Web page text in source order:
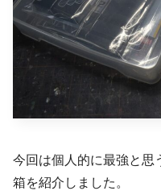
今回は個人的に最強と思
箱を紹介しました。